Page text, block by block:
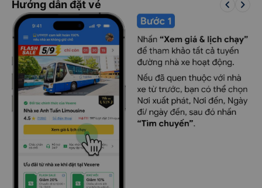
Hướng dẫn đặt vé keyboard_arrow_left keyboard_arrow_right